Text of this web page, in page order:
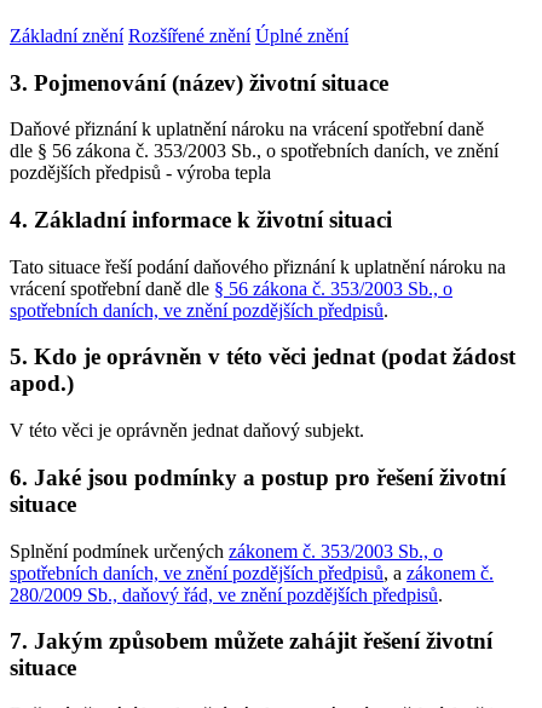
Základní znění Rozšířené znění Úplné znění
3. Pojmenování (název) životní situace
Daňové přiznání k uplatnění nároku na vrácení spotřební daně
dle § 56 zákona č. 353/2003 Sb., o spotřebních daních, ve znění
pozdějších předpisů - výroba tepla
4. Základní informace k životní situaci
Tato situace řeší podání daňového přiznání k uplatnění nároku na
vrácení spotřební daně dle § 56 zákona č. 353/2003 Sb., o
spotřebních daních, ve znění pozdějších předpisů.
5. Kdo je oprávněn v této věci jednat (podat žádost
apod.)
V této věci je oprávněn jednat daňový subjekt.
6. Jaké jsou podmínky a postup pro řešení životní
situace
Splnění podmínek určených zákonem č. 353/2003 Sb., o
spotřebních daních, ve znění pozdějších předpisů, a zákonem č.
280/2009 Sb., daňový řád, ve znění pozdějších předpisů.
7. Jakým způsobem můžete zahájit řešení životní
situace